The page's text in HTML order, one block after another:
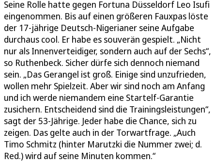
Seine Rolle hatte gegen Fortuna Düsseldorf Leo Isufi
eingenommen. Bis auf einen größeren Fauxpas löste
der 17-jährige Deutsch-Nigerianer seine Aufgabe
durchaus cool. Er habe es souverän gespielt. „Nicht
nur als Innenverteidiger, sondern auch auf der Sechs“,
so Ruthenbeck. Sicher dürfe sich dennoch niemand
sein. „Das Gerangel ist groß. Einige sind unzufrieden,
wollen mehr Spielzeit. Aber wir sind noch am Anfang
und ich werde niemandem eine Startelf-Garantie
zusichern. Entscheidend sind die Trainingsleistungen“,
sagt der 53-Jährige. Jeder habe die Chance, sich zu
zeigen. Das gelte auch in der Torwartfrage. „Auch
Timo Schmitz (hinter Marutzki die Nummer zwei; d.
Red.) wird auf seine Minuten kommen.“